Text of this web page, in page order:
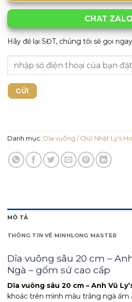
CHAT ZALO
Hãy để lại SĐT, chúng tôi sẽ gọi
Danh mục: Dĩa vuông / Chữ Nhật Ly's
MÔ TẢ
THÔNG TIN VỀ MINHLONG MASTER
Dĩa vuông sâu 20 cm –
Ngà – gốm sứ cao cấp
Dĩa vuông sâu 20 cm – Anh Vũ
khoác trên mình màu trắng ngà ấm